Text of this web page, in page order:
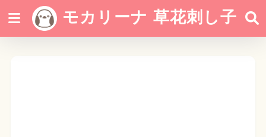
モカリーナ 草花刺し子